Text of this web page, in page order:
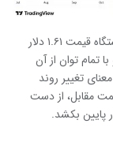
اگر ریپل بتواند از خط روند نزولی عبور کند، اولین ایستگاه قیمت ۱.۶۱ دلار
تمام توان از آن
قیمت بالای ۱.۶۱ دلار به معنای تغییر روند
است. در سمت مقابل، از دست